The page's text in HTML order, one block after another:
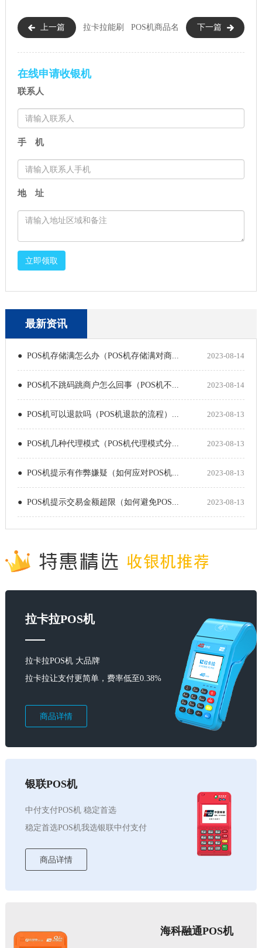
上一篇 拉卡拉能刷
刷哪些国外卡）
下一篇
POS机商品名
在线申请收银机
联系人
手 机
地 址
立即领取
最新资讯
● POS机存储满怎么办（POS机存储满对商... 2023-08-14
● POS机不跳码跳商户怎么回事（POS机不... 2023-08-14
● POS机可以退款吗（POS机退款的流程）... 2023-08-13
● POS机几种代理模式（POS机代理模式分... 2023-08-13
● POS机提示有作弊嫌疑（如何应对POS机... 2023-08-13
● POS机提示交易金额超限（如何避免POS... 2023-08-13
拉卡拉POS机
拉卡拉POS机 大品牌
拉卡拉让支付更简单，费率低至0.38%
商品详情
银联POS机
中付支付POS机 稳定首选
稳定首选POS机我选银联中付支付
商品详情
海科融通POS机